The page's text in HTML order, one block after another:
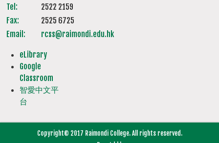
Tel:
2522 2159
Fax:
2525 6725
Email:
rcss@raimondi.edu.hk
eLibrary
Google
Classroom
智愛中文平
台
Copyright© 2017 Raimondi College. All rights reserved.